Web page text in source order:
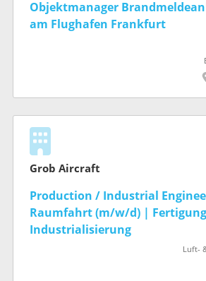
Objektmanager
am Flughafen Frankfurt
Grob Aircraft
Production / Industrial
Raumfahrt (m/w/d) |
Industrialisierung
Luft-